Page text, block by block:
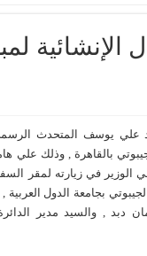
الإنشائية
علي يوسف المتحدث
جيبوتي بالقاهرة , وذلك علي
في زيارته لمقر
بجامعة الدول
دبد , والسيد مدير